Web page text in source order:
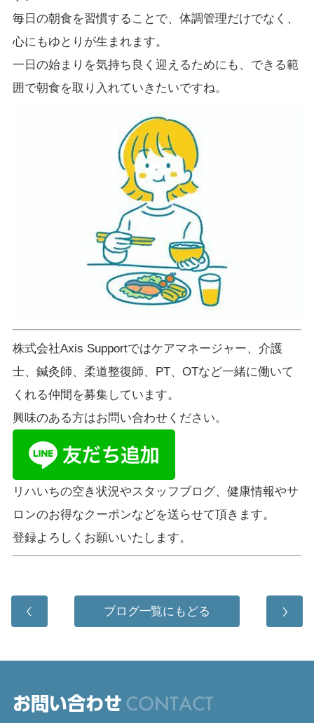
毎日の朝食を習慣することで、体調管理だけでなく、
心にもゆとりが生まれます。
一日の始まりを気持ち良く迎えるためにも、できる範
囲で朝食を取り入れていきたいですね。
株式会社Axis Supportではケアマネージャー、介護
士、鍼灸師、柔道整復師、PT、OTなど一緒に働いて
くれる仲間を募集しています。
興味のある方はお問い合わせください。
リハいちの空き状況やスタッフブログ、健康情報やサ
ロンのお得なクーポンなどを送らせて頂きます。
登録よろしくお願いいたします。
ブログ一覧にもどる
お問い合わせ CONTACT